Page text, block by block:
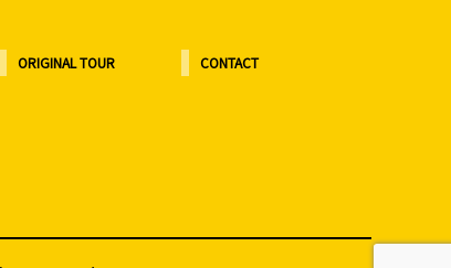
ORIGINAL TOUR CONTACT